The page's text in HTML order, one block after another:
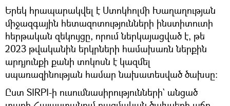
Երեկ հրապարակվել է Ստոկհոլմի Խաղաղության
միջազգային հետազոտությունների ինստիտուտի
հերթական զեկույցը, որում ներկայացված է, թե
2023 թվականին երկրների համախառն ներքին
արդյունքի քանի տոկոսն է կազմել
սպառազինության համար նախատեսված ծախսը։
Ըստ SIRPI-ի ուսումնասիրությունների` անցած